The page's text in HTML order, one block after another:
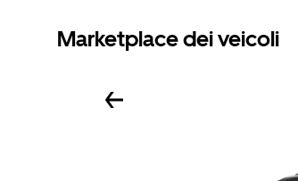
Marketplace dei veicoli